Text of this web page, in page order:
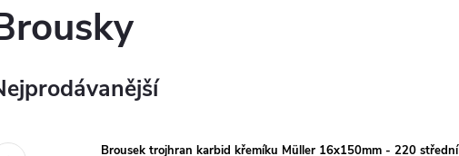
Brousek trojhran karbid křemíku Müller 16x150mm - 220 střední